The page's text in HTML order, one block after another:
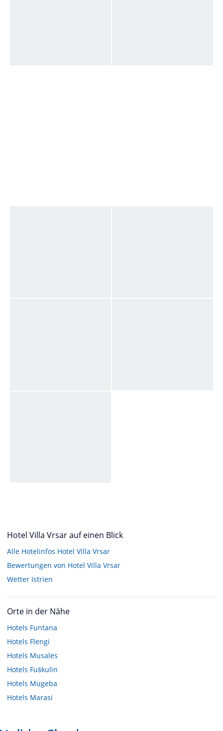
Hotel Villa Vrsar auf einen Blick
Alle Hotelinfos Hotel Villa Vrsar
Bewertungen von Hotel Villa Vrsar
Wetter Istrien
Orte in der Nähe
Hotels Funtana
Hotels Flengi
Hotels Musales
Hotels Fuškulin
Hotels Mugeba
Hotels Marasi